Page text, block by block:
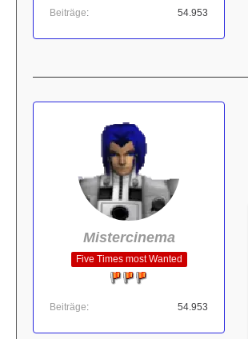
Beiträge 54.953
Mistercinema
Five Times most Wanted
Beiträge 54.953